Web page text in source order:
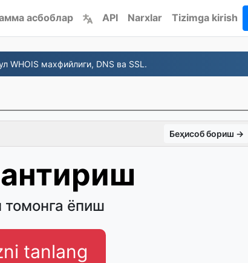
асбоблар API Narxlar Tizimga kirish
WHOIS махфийлиги, DNS ва SSL.
Беҳисоб бориш →
томонга ёпиш
tanlang